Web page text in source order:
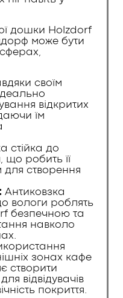
дошки Holzdorf
може бути
своїм
відкритих
їм
стійка до
що робить її
для створення
Антиковзка
вологи роблять
безпечною та
навколо
зонах кафе
створити
відвідувачів
покриття.